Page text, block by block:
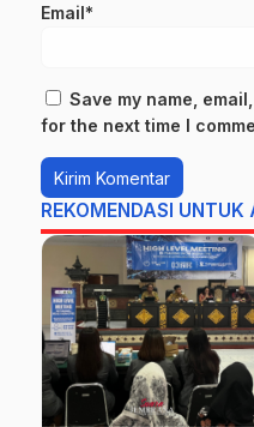
Email*
Save my name,
for the next time I
REKOMENDASI UNTUK